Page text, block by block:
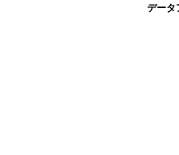
データ